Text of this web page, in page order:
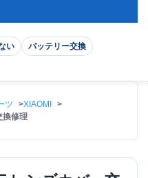
い
バッテリー交換
ツ
XIAOMI
換修理